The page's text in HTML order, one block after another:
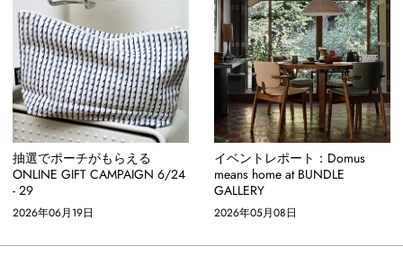
抽選でポーチがもらえる
ONLINE GIFT CAMPAIGN 6/24
- 29
2026年06月19日
イベントレポート：Domus
means home at BUNDLE
GALLERY
2026年05月08日